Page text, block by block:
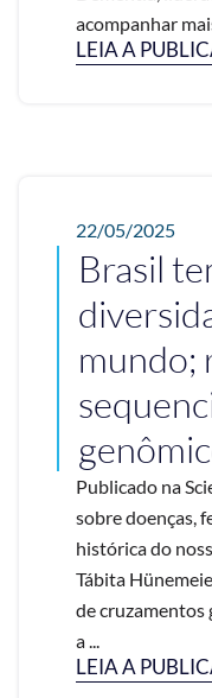
acompanhar mais
LEIA A
22/05/2025
Brasil
mundo;
Publicado na
sobre doenças,
histórica do
Tábita
de cruzamentos
a ...
LEIA A